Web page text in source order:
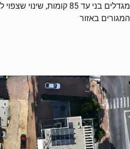
מגדלים בני עד 85 קומות,
המגורים באזור